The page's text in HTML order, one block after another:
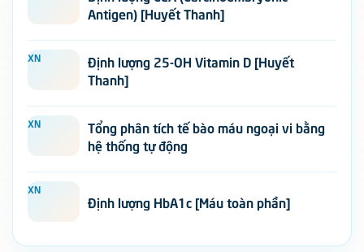
Định lượng HbA1c [Máu toàn phần]
Bài viết liên quan